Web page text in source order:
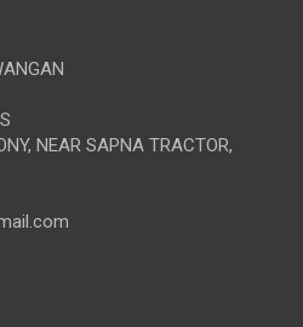
NEAR SAPNA TRACTOR,